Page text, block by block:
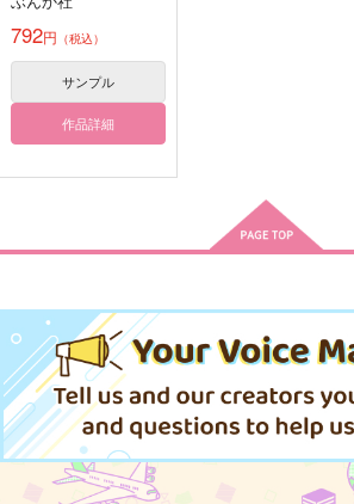
作品詳細
せっかく既知転生した
ので山登りを楽しもう
と思います。
ひるねびより。
787円（税込）
not監督生
彩月回廊
715
速でレベルアップして
世界最強に 1
792円 （税込）
サンプル
作品詳細